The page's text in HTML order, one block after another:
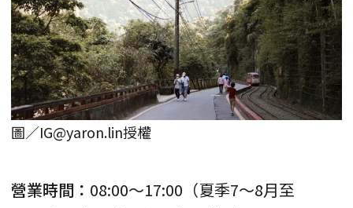
圖／IG@yaron.lin授權
營業時間： 08:00～17:00（夏季7～8月至